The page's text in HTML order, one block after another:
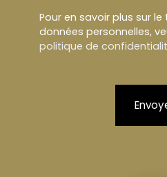
Pour en savoir plus sur
données personnelles,
politique de